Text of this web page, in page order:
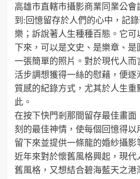
高雄市直轄市攝影商業同業公會
到:回憶留存於人們的心中，記
樂；訴說著人生種種百態。它可
下來，可以是文史、是樂章、是
一張簡單的照片。對於現代人而
活步調想獲得一絲的慰藉，便逐
質感的紀錄方式，尤其於人生重
此。
在按下快門剎那間留存最佳畫面
刻的最佳神情，使每個回憶得以
留下來並提供一條龍的婚紗攝影
近年來對於懷舊風格興起，現代
舊風格，又想結合碧海藍天之港